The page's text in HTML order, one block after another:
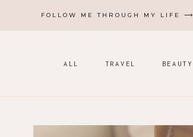
FOLLOW ME THROUGH MY LIFE ⟶
ALL TRAVEL BEAUTY